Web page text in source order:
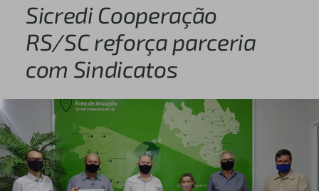
Sicredi Cooperação
RS/SC reforça parceria
com Sindicatos